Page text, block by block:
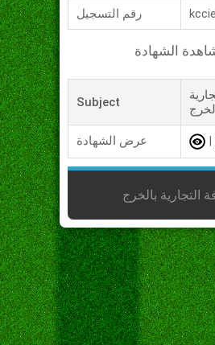
رقم التسجيل
الشهادة
Subject
عرض الشهادة
التجارية بالخرج